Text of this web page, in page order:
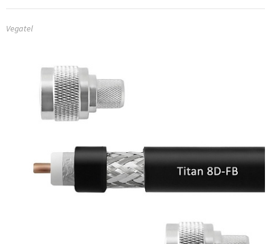
Vegatel